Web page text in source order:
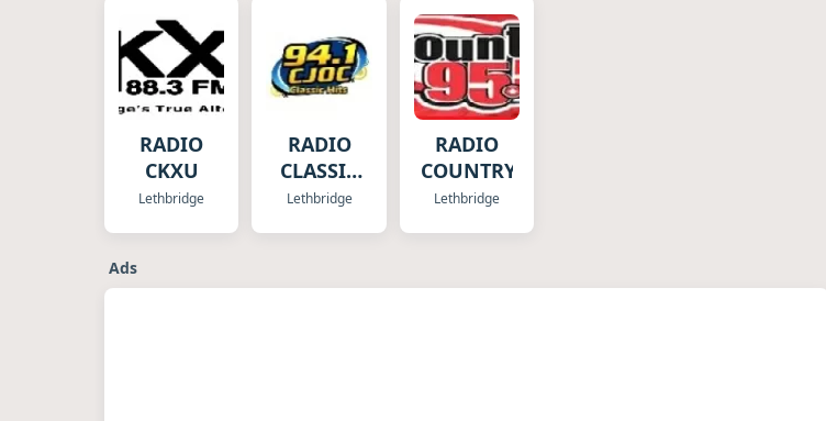
RADIO
CKXU
Lethbridge
RADIO
CLASSIC
HITS
Lethbridge
RADIO
COUNTRY
Lethbridge
Ads